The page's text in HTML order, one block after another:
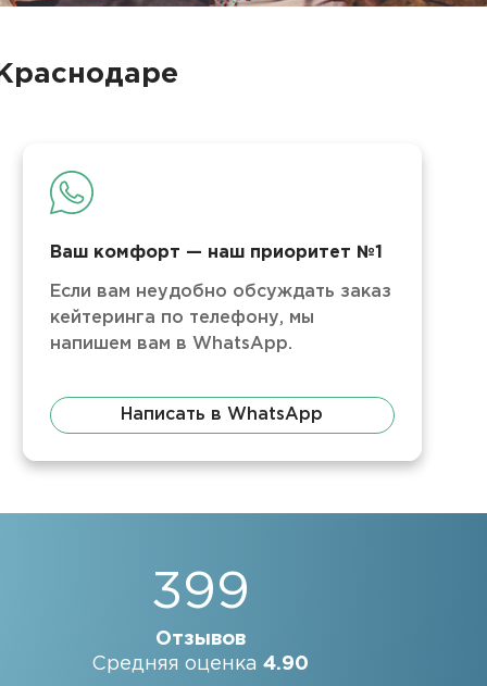
Ваш комфорт — наш приоритет №1
Если вам неудобно обсуждать заказ
кейтеринга по телефону, мы
напишем вам в WhatsApp.
Написать в WhatsApp
399
Отзывов
Средняя оценка 4.90